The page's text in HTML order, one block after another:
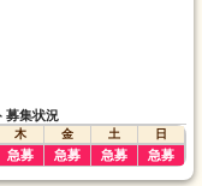
募集状況
木 金 土
日
急募 急募 急募 急募